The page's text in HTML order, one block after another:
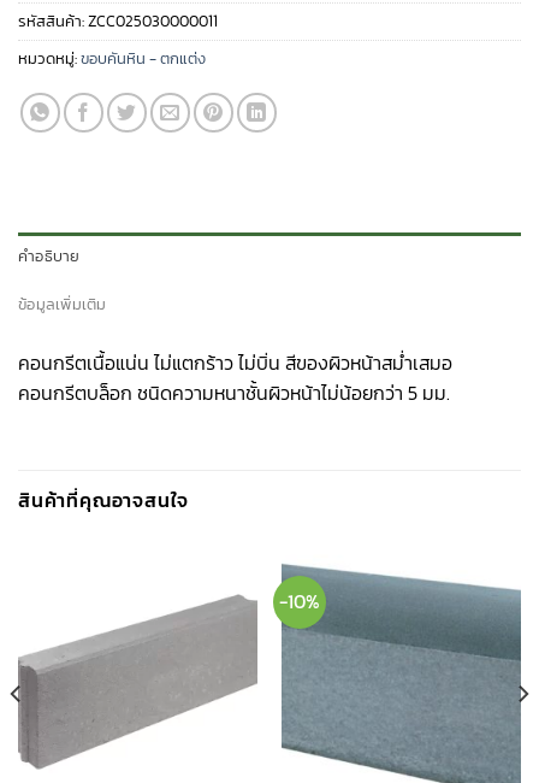
รหัสสินค้า:ZCC025030000011
หมวดหมู่:ขอบคันหิน - ตกแต่ง
คำอธิบาย
ข้อมูลเพิ่มเติม
คอนกรีตเนื้อแน่น ไม่แตกร้าว ไม่บิ่น สีของผิวหน้าสม่ำเสมอ
คอนกรีตบล็อก ชนิดความหนาชั้นผิวหน้าไม่น้อยกว่า 5 มม.
สินค้าที่คุณอาจสนใจ
-10%